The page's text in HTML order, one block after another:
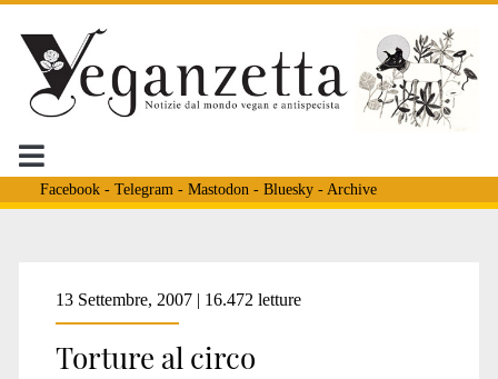
Facebook- Telegram - Mastodon - Bluesky- Archive
Tag:
13 Settembre, 2007 | 16.472 letture
Torture al circo